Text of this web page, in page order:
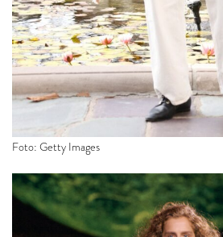
Foto: Getty Images